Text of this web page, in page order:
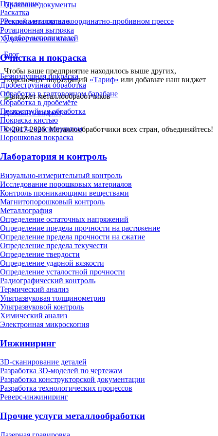
Пуклевание
Раскатка
Раскрой металла на координатно-пробивном прессе
Ротационная вытяжка
Художественная ковка
Очистка и покраска
Безвоздушная покраска
Дробеструйная обработка
Обработка в галтовочном барабане
Обработка в дробемёте
Пескоструйная обработка
Покраска кистью
Покраска краскопультом
Порошковая покраска
Лаборатория и контроль
Визуально-измерительный контроль
Исследование порошковых материалов
Контроль проникающими веществами
Магнитопорошковый контроль
Металлография
Определение остаточных напряжений
Определение предела прочности на растяжение
Определение предела прочности на сжатие
Определение предела текучести
Определение твердости
Определение ударной вязкости
Определение усталостной прочности
Радиографический контроль
Термический анализ
Ультразвуковая толщинометрия
Ультразвуковой контроль
Химический анализ
Электронная микроскопия
Инжиниринг
3D-сканирование деталей
Разработка 3D-моделей по чертежам
Разработка конструкторской документации
Разработка технологических процессов
Реверс-инжиниринг
Прочие услуги металлообработки
Правовые документы
Реклама на портале
Подбор исполнителей
Блог
Чтобы ваше предприятие находилось выше других,
подключите подходящий «Тариф» или добавьте наш виджет
Добавить виджет
© 2017-2026. Металлообработчики всех стран, объединяйтесь!